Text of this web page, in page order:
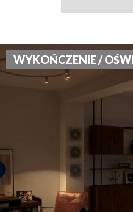
WYKOŃCZENIE /